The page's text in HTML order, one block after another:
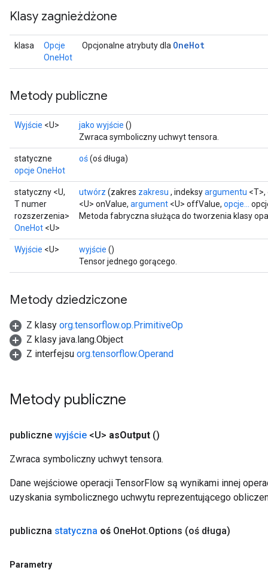
Klasy zagnieżdżone
klasa
Opcje
OneHot
Opcjonalne atrybuty dla OneHot
Metody publiczne
Wyjście <U> jako wyjście ()
Zwraca symboliczny uchwyt tensora.
statyczne
opcje OneHot
oś(oś długa)
statyczny <U,
T numer
rozszerzenia>
OneHot <U>
utwórz (zakres zakresu , indeksyargumentu <T>,
<U> onValue, argument <U> offValue, opcje...
Metoda fabryczna służąca do tworzenia klasy
Wyjście <U> wyjście ()
Tensor jednego gorącego.
Metody dziedziczone
Z klasy org.tensorflow.op.PrimitiveOp
Z klasy java.lang.Object
Z interfejsu org.tensorflow.Operand
Metody publiczne
publiczne wyjście <U> asOutput ()
Zwraca symboliczny uchwyt tensora.
Dane wejściowe operacji TensorFlow są wynikami innej
uzyskania symbolicznego uchwytu reprezentującego
publiczna statyczna oś OneHot.Options (oś długa)
Parametry